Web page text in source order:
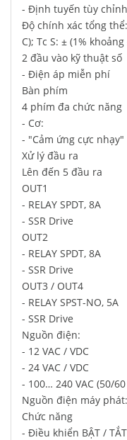
- Định tuyến tùy chỉnh
Độ chính xác tổng
C); Tc S: ± (1%
2 đầu vào kỹ thuật số
- Điện áp miễn phí
Bàn phím
4 phím đa chức năng
- Cơ:
- "Cảm ứng cực nhạy"
Xử lý đầu ra
Lên đến 5 đầu ra
OUT1
- RELAY SPDT, 8A
- SSR Drive
OUT2
- RELAY SPDT, 8A
- SSR Drive
OUT3 / OUT4
- RELAY SPST-NO, 5A
- SSR Drive
Nguồn điện:
- 12 VAC / VDC
- 24 VAC / VDC
- 100… 240 VAC (50/
Nguồn điện máy
Chức năng
- Điều khiển BẬT /